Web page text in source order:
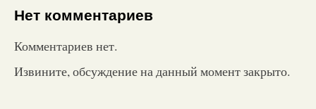
Нет комментариев
Комментариев нет.
Извините, обсуждение на данный момент закрыто.